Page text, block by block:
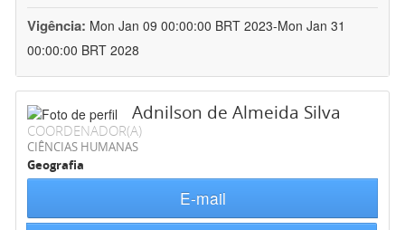
Vigência: Mon Jan 09 00:00:00 BRT 2023-Mon Jan 31
00:00:00 BRT 2028
Adnilson de Almeida Silva
COORDENADOR(A)
CIÊNCIAS HUMANAS
Geografia
E-mail